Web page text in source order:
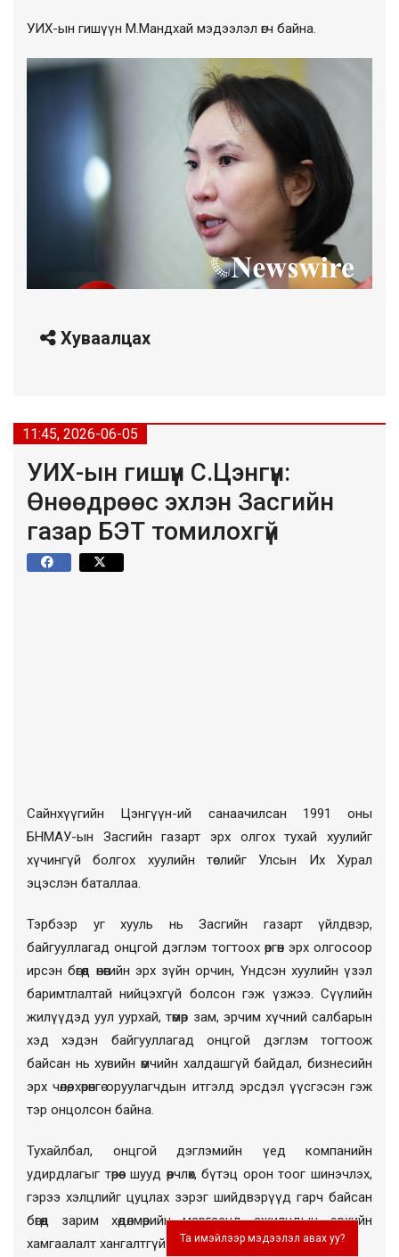
УИХ-ын гишүүн М.Мандхай мэдээлэл өгч байна.
Хуваалцах
11:45, 2026-06-05
УИХ-ын гишүүн С.Цэнгүүн:
Өнөөдрөөс эхлэн Засгийн
газар БЭТ томилохгүй
Сайнхүүгийн Цэнгүүн-ий санаачилсан 1991 оны
БНМАУ-ын Засгийн газарт эрх олгох тухай хуулийг
хүчингүй болгох хуулийн төслийг Улсын Их Хурал
эцэслэн баталлаа.
Тэрбээр уг хууль нь Засгийн газарт үйлдвэр,
байгууллагад онцгой дэглэм тогтоох өргөн эрх олгосоор
ирсэн бөгөөд өнөөгийн эрх зүйн орчин, Үндсэн хуулийн үзэл
баримтлалтай нийцэхгүй болсон гэж үзжээ. Сүүлийн
жилүүдэд уул уурхай, төмөр зам, эрчим хүчний салбарын
хэд хэдэн байгууллагад онцгой дэглэм тогтоож
байсан нь хувийн өмчийн халдашгүй байдал, бизнесийн
эрх чөлөө, хөрөнгө оруулагчдын итгэлд эрсдэл үүсгэсэн гэж
тэр онцолсон байна.
Тухайлбал, онцгой дэглэмийн үед компанийн
удирдлагыг төрөөс шууд өөрчлөх, бүтэц орон тоог шинэчлэх,
гэрээ хэлцлийг цуцлах зэрэг шийдвэрүүд гарч байсан
бөгөөд зарим хөдөлмөрийн маргаанд ажилчдын эрхийн
хамгаалалт хангалтгүй байсан жишээ бий аж.
Та имэйлээр мэдээлэл авах уу?